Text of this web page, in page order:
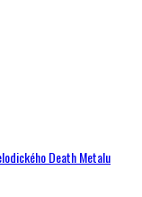
Death Metalu